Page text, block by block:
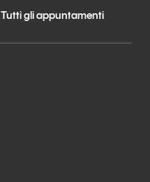
Tutti gli appuntamenti